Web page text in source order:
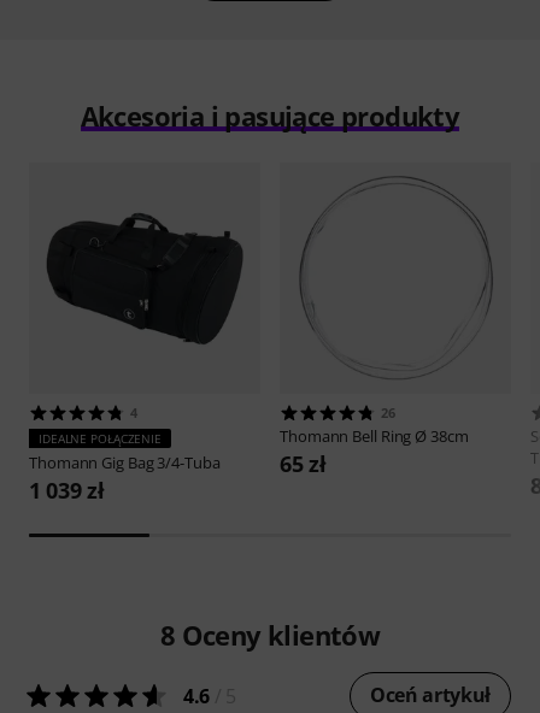
Akcesoria i pasujące produkty
4
IDEALNE POŁĄCZENIE
Thomann Gig Bag 3/4-Tuba
1 039 zł
26
Thomann Bell Ring Ø 38cm
65 zł
8 Oceny klientów
4.6 Oceń artykuł